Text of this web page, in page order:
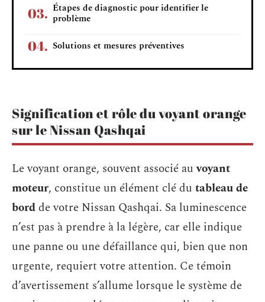
Étapes de diagnostic pour identifier le
problème
Solutions et mesures préventives
Signification et rôle du voyant orange
sur le Nissan Qashqai
Le voyant orange, souvent associé auvoyant
moteur, constitue un élément clé du tableau de
bordde votre Nissan Qashqai. Sa luminescence
n’est pas à prendre à la légère, car elle indique
une panne ou une défaillance qui, bien que non
urgente, requiert votre attention. Ce témoin
d’avertissement s’allume lorsque le système de